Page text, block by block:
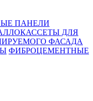
ПАНЕЛИ
ДЛЯ
ФАСАДА
ФИБРОЦЕМЕНТНЫЕ